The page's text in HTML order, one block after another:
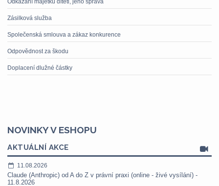
Odkázání majetku dítěti, jeho správa
Zásilková služba
Společenská smlouva a zákaz konkurence
Odpovědnost za škodu
Doplacení dlužné částky
NOVINKY V ESHOPU
AKTUÁLNÍ AKCE
11.08.2026
Claude (Anthropic) od A do Z v právní praxi (online - živé vysílání) -
11.8.2026